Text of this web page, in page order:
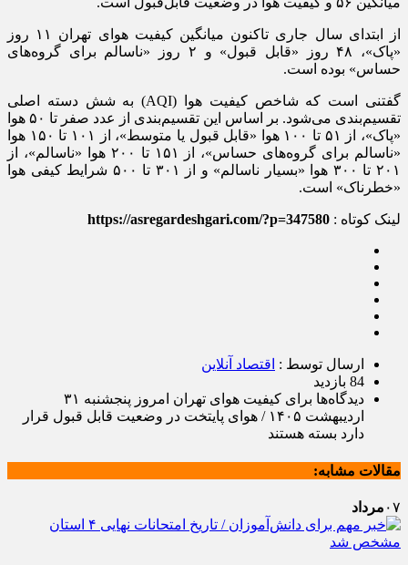
از ابتدای سال جاری تاکنون میانگین کیفیت هوای تهران ۱۱ روز
«پاک»، ۴۸ روز «قابل‌ قبول» و ۲ روز «ناسالم برای گروه‌های
حساس» بوده است.
گفتنی است که شاخص کیفیت هوا (AQI) به شش دسته اصلی
تقسیم‌بندی می‌شود. بر اساس این تقسیم‌بندی از عدد صفر تا ۵۰ هوا
«پاک»، از ۵۱ تا ۱۰۰ هوا «قابل قبول یا متوسط»، از ۱۰۱ تا ۱۵۰ هوا
«ناسالم برای گروه‌های حساس»، از ۱۵۱ تا ۲۰۰ هوا «ناسالم»، از
۲۰۱ تا ۳۰۰ هوا «بسیار ناسالم» و از ۳۰۱ تا ۵۰۰ شرایط کیفی هوا
«خطرناک» است.
لینک کوتاه : https://asregardeshgari.com/?p=347580
ارسال توسط : اقتصاد آنلاین
84 بازدید
دیدگاه‌ها
برای کیفیت هوای تهران امروز پنجشنبه ۳۱
اردیبهشت ۱۴۰۵ / هوای پایتخت در وضعیت قابل قبول قرار
دارد بسته هستند
مقالات مشابه:
۰۷ مرداد